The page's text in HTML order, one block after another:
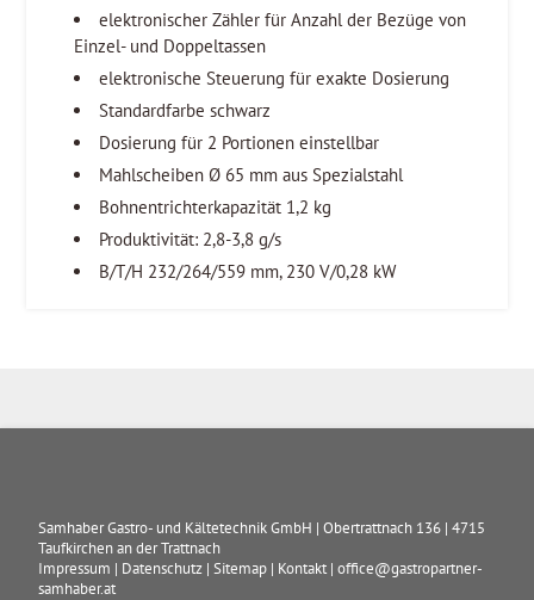
elektronischer Zähler für Anzahl der Bezüge von
Einzel- und Doppeltassen
elektronische Steuerung für exakte Dosierung
Standardfarbe schwarz
Dosierung für 2 Portionen einstellbar
Mahlscheiben Ø 65 mm aus Spezialstahl
Bohnentrichterkapazität 1,2 kg
Produktivität: 2,8-3,8 g/s
B/T/H 232/264/559 mm, 230 V/0,28 kW
Samhaber Gastro- und Kältetechnik GmbH |Obertrattnach 136 |4715
Taufkirchen an der Trattnach
Impressum | Datenschutz |Sitemap | Kontakt |office@gastropartner-
samhaber.at